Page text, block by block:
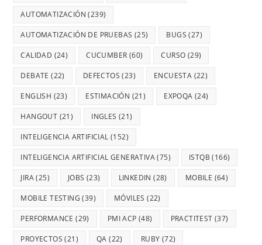
AUTOMATIZACIÓN (239)
AUTOMATIZACIÓN DE PRUEBAS (25) BUGS (27)
CALIDAD (24) CUCUMBER (60) CURSO (29)
DEBATE (22) DEFECTOS (23) ENCUESTA (22)
ENGLISH (23) ESTIMACIÓN (21) EXPOQA (24)
HANGOUT (21) INGLES (21)
INTELIGENCIA ARTIFICIAL (152)
INTELIGENCIA ARTIFICIAL GENERATIVA(75) ISTQB (166)
JIRA(25) JOBS (23) LINKEDIN (28) MOBILE (64)
MOBILE TESTING (39) MÓVILES (22)
PERFORMANCE (29) PMI ACP (48) PRACTITEST (37)
PROYECTOS (21) QA (22) RUBY (72)